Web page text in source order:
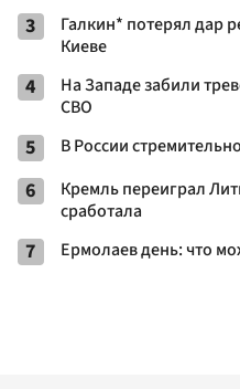
3
Галкин* потерял дар
Киеве
4
На Западе забили
СВО
5 В России
6
Кремль переиграл
сработала
7 Ермолаев день: что